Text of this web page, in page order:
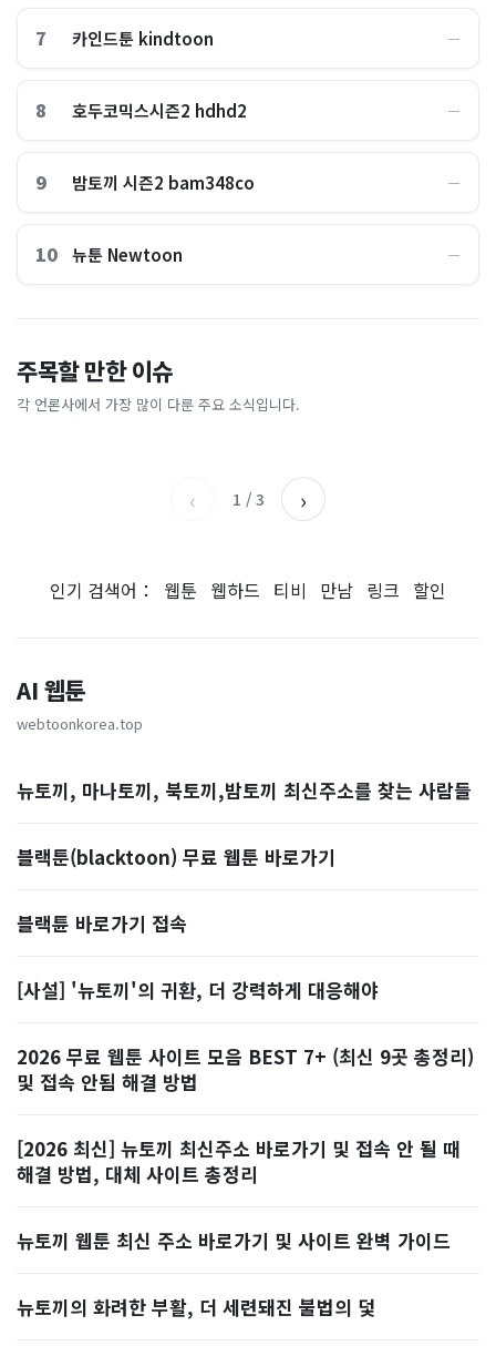
7 카인드툰 kindtoon ―
8 호두코믹스시즌2 hdhd2 ―
9 밤토끼 시즌2 bam348co ―
10 뉴툰 Newtoon ―
주목할 만한 이슈
각 언론사에서 가장 많이 다룬 주요 소식입니다.
총리 영상에 "대체 뭐냐" 발
칵‥日 배우도 "미친 짓"
MBC 이데일리
“내 주식 진짜 상폐돼?” 마지
막 경고장 ‘68건’ 무더기 속
루… 7일 용광로 더위 절정 찍
‹ 1 / 3 ›
인기 검색어： 웹툰 웹하드 티비 만남 링크 할인
AI 웹툰
webtoonkorea.top
뉴토끼, 마나토끼, 북토끼,밤토끼 최신주소를 찾는 사람들
블랙툰(blacktoon) 무료 웹툰 바로가기
블랙튠 바로가기 접속
[사설] '뉴토끼'의 귀환, 더 강력하게 대응해야
2026 무료 웹툰 사이트 모음 BEST 7+ (최신 9곳 총정리)
및 접속 안됨 해결 방법
[2026 최신] 뉴토끼 최신주소 바로가기 및 접속 안 될 때
해결 방법, 대체 사이트 총정리
뉴토끼 웹툰 최신 주소 바로가기 및 사이트 완벽 가이드
뉴토끼의 화려한 부활, 더 세련돼진 불법의 덫